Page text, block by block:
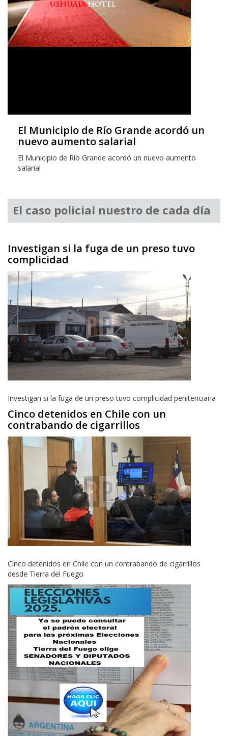
El Municipio de Río Grande acordó un
nuevo aumento salarial
El Municipio de Río Grande acordó un nuevo aumento
salarial
El caso policial nuestro de cada día
Investigan si la fuga de un preso tuvo
complicidad
Investigan si la fuga de un preso tuvo complicidad penitenciaria
Cinco detenidos en Chile con un
contrabando de cigarrillos
Cinco detenidos en Chile con un contrabando de cigarrillos
desde Tierra del Fuego